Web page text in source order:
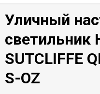
Уличный
светильник
SUTCLIFFE
S-OZ